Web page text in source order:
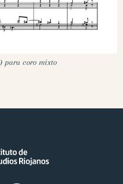
para coro mixto